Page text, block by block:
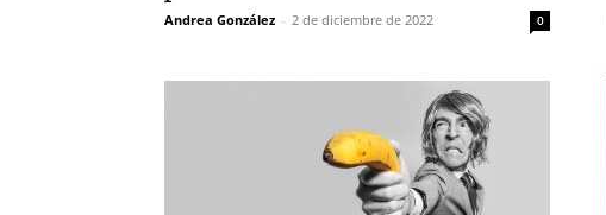
Andrea González - 2 de diciembre de 2022 0